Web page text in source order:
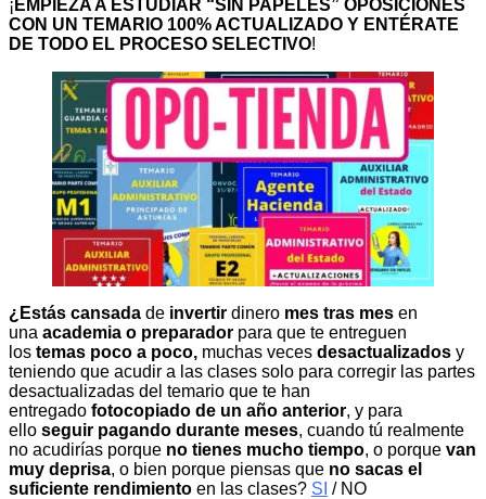
¡ EMPIEZA A ESTUDIAR “SIN PAPELES” OPOSICIONES
CON UN TEMARIO 100% ACTUALIZADO Y ENTÉRATE
DE TODO EL PROCESO SELECTIVO!
¿Estás cansada de invertir dinero mes tras mes en
una academia o preparador para que te entreguen
los temas poco a poco, muchas veces desactualizados y
teniendo que acudir a las clases solo para corregir las partes
desactualizadas del temario que te han
entregado fotocopiado de un año anterior, y para
ello seguir pagando durante meses, cuando tú realmente
no acudirías porque no tienes mucho tiempo, o porque van
muy deprisa, o bien porque piensas que no sacas el
suficiente rendimiento en las clases? SI / NO